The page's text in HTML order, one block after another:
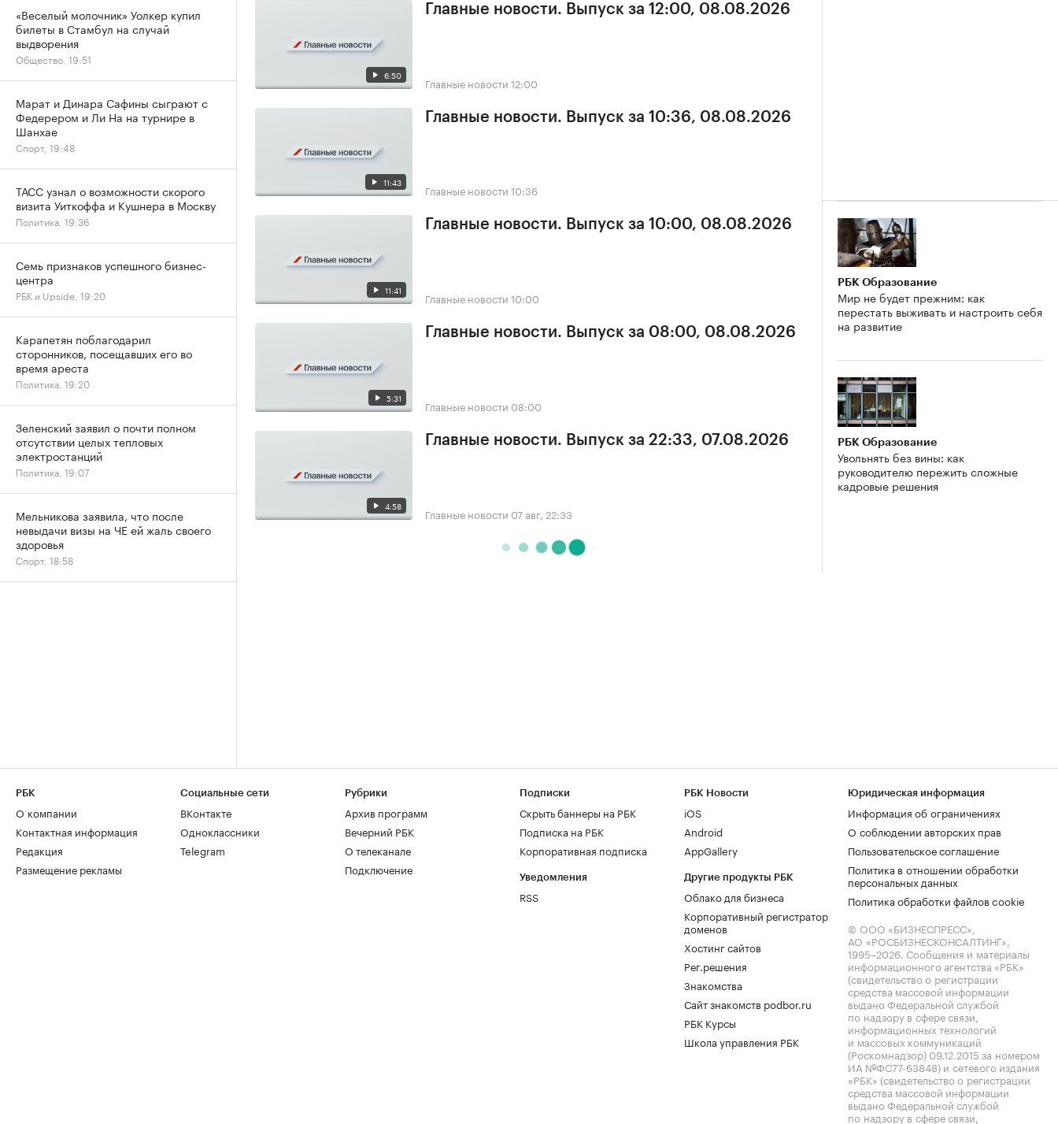
6:50
Главные новости. Выпуск за 12:00, 08.08.2026
Главные новости 12:00
11:43
Главные новости. Выпуск за 10:36, 08.08.2026
Главные новости 10:36
11:41
Главные новости. Выпуск за 10:00, 08.08.2026
Главные новости 10:00
5:31
Главные новости. Выпуск за 08:00, 08.08.2026
Главные новости 08:00
4:58
Главные новости. Выпуск за 22:33, 07.08.2026
Главные новости 07 авг, 22:33
РБК Образование
Мир не будет прежним: как
перестать выживать и настроить себя
на развитие
РБК Образование
Увольнять без вины: как
руководителю пережить сложные
кадровые решения
«Веселый молочник» Уолкер купил
билеты в Стамбул на случай
выдворения
Общество, 19:51
Марат и Динара Сафины сыграют с
Федерером и Ли На на турнире в
Шанхае
Спорт, 19:48
ТАСС узнал о возможности скорого
визита Уиткоффа и Кушнера в Москву
Политика, 19:36
Семь признаков успешного бизнес-
центра
РБК и Upside, 19:20
Карапетян поблагодарил
сторонников, посещавших его во
время ареста
Политика, 19:20
Зеленский заявил о почти полном
отсутствии целых тепловых
электростанций
Политика, 19:07
Мельникова заявила, что после
невыдачи визы на ЧЕ ей жаль своего
здоровья
Спорт, 18:58
РБК
О компании
Контактная информация
Редакция
Размещение рекламы
Социальные сети
ВКонтакте
Одноклассники
Telegram
Рубрики
Архив программ
Вечерний РБК
О телеканале
Подключение
Подписки
Скрыть баннеры на РБК
Подписка на РБК
Корпоративная подписка
Уведомления
RSS
РБК Новости
iOS
Android
AppGallery
Другие продукты РБК
Облако для бизнеса
Корпоративный регистратор
доменов
Хостинг сайтов
Рег.решения
Знакомства
Сайт знакомств podbor.ru
РБК Курсы
Школа управления РБК
Юридическая информация
Информация об ограничениях
О соблюдении авторских прав
Пользовательское соглашение
Политика в отношении обработки
персональных данных
Политика обработки файлов cookie
© ООО «БИЗНЕСПРЕСС»,
АО «РОСБИЗНЕСКОНСАЛТИНГ»,
1995–2026. Сообщения и материалы
информационного агентства «РБК»
(свидетельство о регистрации
средства массовой информации
выдано Федеральной службой
по надзору в сфере связи,
информационных технологий
и массовых коммуникаций
(Роскомнадзор) 09.12.2015 за номером
ИА №ФС77-63848) и сетевого издания
«РБК» (свидетельство о регистрации
средства массовой информации
выдано Федеральной службой
по надзору в сфере связи,